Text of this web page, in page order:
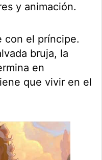
y animación.
con el príncipe.
bruja, la
en
que vivir en el